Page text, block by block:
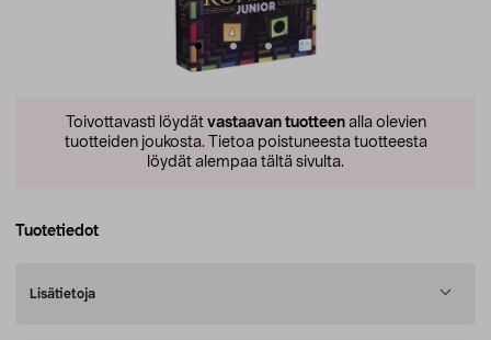
Toivottavasti löydät vastaavan tuotteenalla olevien
tuotteiden joukosta. Tietoa poistuneesta tuotteesta
löydät alempaa tältä sivulta.
Tuotetiedot
Lisätietoja